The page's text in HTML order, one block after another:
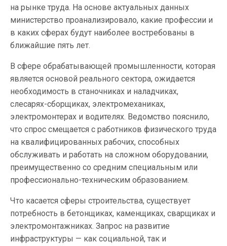
на рынке труда. На основе актуальных данных
министерство проанализировало, какие профессии и
в каких сферах будут наиболее востребованы в
ближайшие пять лет.
В сфере обрабатывающей промышленности, которая
является основой реального сектора, ожидается
необходимость в станочниках и наладчиках,
слесарях-сборщиках, электромеханиках,
электромонтерах и водителях. Ведомство пояснило,
что спрос смещается с работников физического труда
на квалифицированных рабочих, способных
обслуживать и работать на сложном оборудовании,
преимущественно со средним специальным или
профессионально-техническим образованием.
Что касается сферы строительства, существует
потребность в бетонщиках, каменщиках, сварщиках и
электромонтажниках. Запрос на развитие
инфраструктуры — как социальной, так и